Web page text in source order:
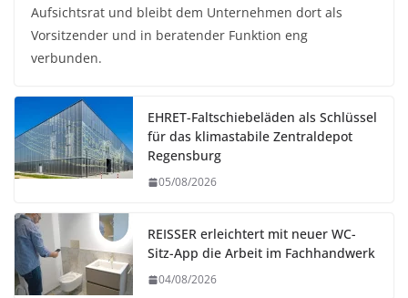
Aufsichtsrat und bleibt dem Unternehmen dort als
Vorsitzender und in beratender Funktion eng
verbunden.
EHRET-Faltschiebeläden als Schlüssel
für das klimastabile Zentraldepot
Regensburg
05/08/2026
REISSER erleichtert mit neuer WC-
Sitz-App die Arbeit im Fachhandwerk
04/08/2026